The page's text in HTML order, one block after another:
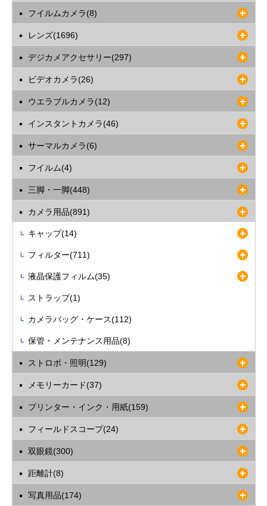
フイルムカメラ(8)
レンズ(1696)
デジカメアクセサリー(297)
ビデオカメラ(26)
ウエラブルカメラ(12)
インスタントカメラ(46)
サーマルカメラ(6)
フイルム(4)
三脚・一脚(448)
カメラ用品(891)
キャップ(14)
フィルター(711)
液晶保護フィルム(35)
ストラップ(1)
カメラバッグ・ケース(112)
保管・メンテナンス用品(8)
ストロボ・照明(129)
メモリーカード(37)
プリンター・インク・用紙(159)
フィールドスコープ(24)
双眼鏡(300)
距離計(8)
写真用品(174)